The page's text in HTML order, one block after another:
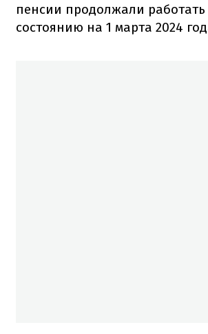
пенсии продолжали
состоянию на 1 марта 2024